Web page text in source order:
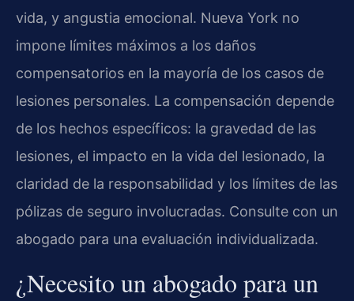
vida, y angustia emocional. Nueva York no
impone límites máximos a los daños
compensatorios en la mayoría de los casos de
lesiones personales. La compensación depende
de los hechos específicos: la gravedad de las
lesiones, el impacto en la vida del lesionado, la
claridad de la responsabilidad y los límites de las
pólizas de seguro involucradas. Consulte con un
abogado para una evaluación individualizada.
¿Necesito un abogado para un